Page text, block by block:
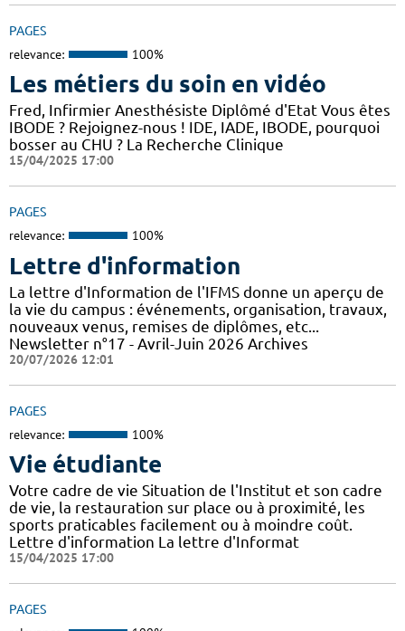
PAGES
relevance: 100%
Les métiers du soin en vidéo
Fred, Infirmier Anesthésiste Diplômé d'Etat Vous êtes
IBODE ? Rejoignez-nous ! IDE, IADE, IBODE, pourquoi
bosser au CHU ? La Recherche Clinique
15/04/2025 17:00
PAGES
relevance: 100%
Lettre d'information
La lettre d'Information de l'IFMS donne un aperçu de
la vie du campus : événements, organisation, travaux,
nouveaux venus, remises de diplômes, etc...
Newsletter n°17 - Avril-Juin 2026 Archives
20/07/2026 12:01
PAGES
relevance: 100%
Vie étudiante
Votre cadre de vie Situation de l'Institut et son cadre
de vie, la restauration sur place ou à proximité, les
sports praticables facilement ou à moindre coût.
Lettre d'information La lettre d'Informat
15/04/2025 17:00
PAGES